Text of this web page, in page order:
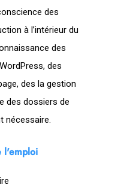
des
à l’intérieur du
des
des
des la gestion
des dossiers de
nécessaire.
l'emploi